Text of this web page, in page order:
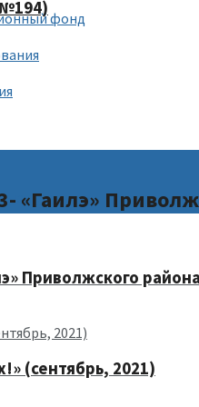
фонд
России
Приволжского
(сентябрь, 2021)